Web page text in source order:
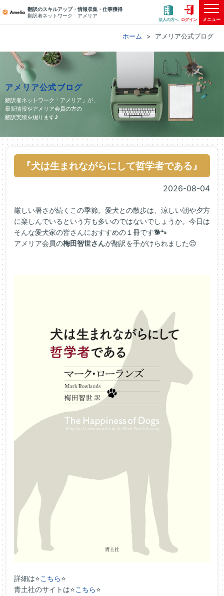
翻訳のスキルアップ・情報収集・仕事獲得
翻訳者ネットワーク アメリア
法人の方へ ログイン メニュー
ホーム アメリア公式ブログ
アメリア公式ブログ
翻訳者ネットワーク「アメリア」が、
最新情報やアメリア会員の方の
翻訳実績を綴ります♪
『犬は生まれながらにして哲学者である』
2026-08-04
厳しい暑さが続くこの季節。愛犬との散歩は、涼しい朝や夕方
に楽しんでいるという方も多いのではないでしょうか。今日は
そんな愛犬家の皆さんにおすすめの１冊です🐕🐾
アメリア会員の梅田智世さんが翻訳を手がけられました😊
詳細は⭐こちら⭐
青土社のサイトは⭐こちら⭐